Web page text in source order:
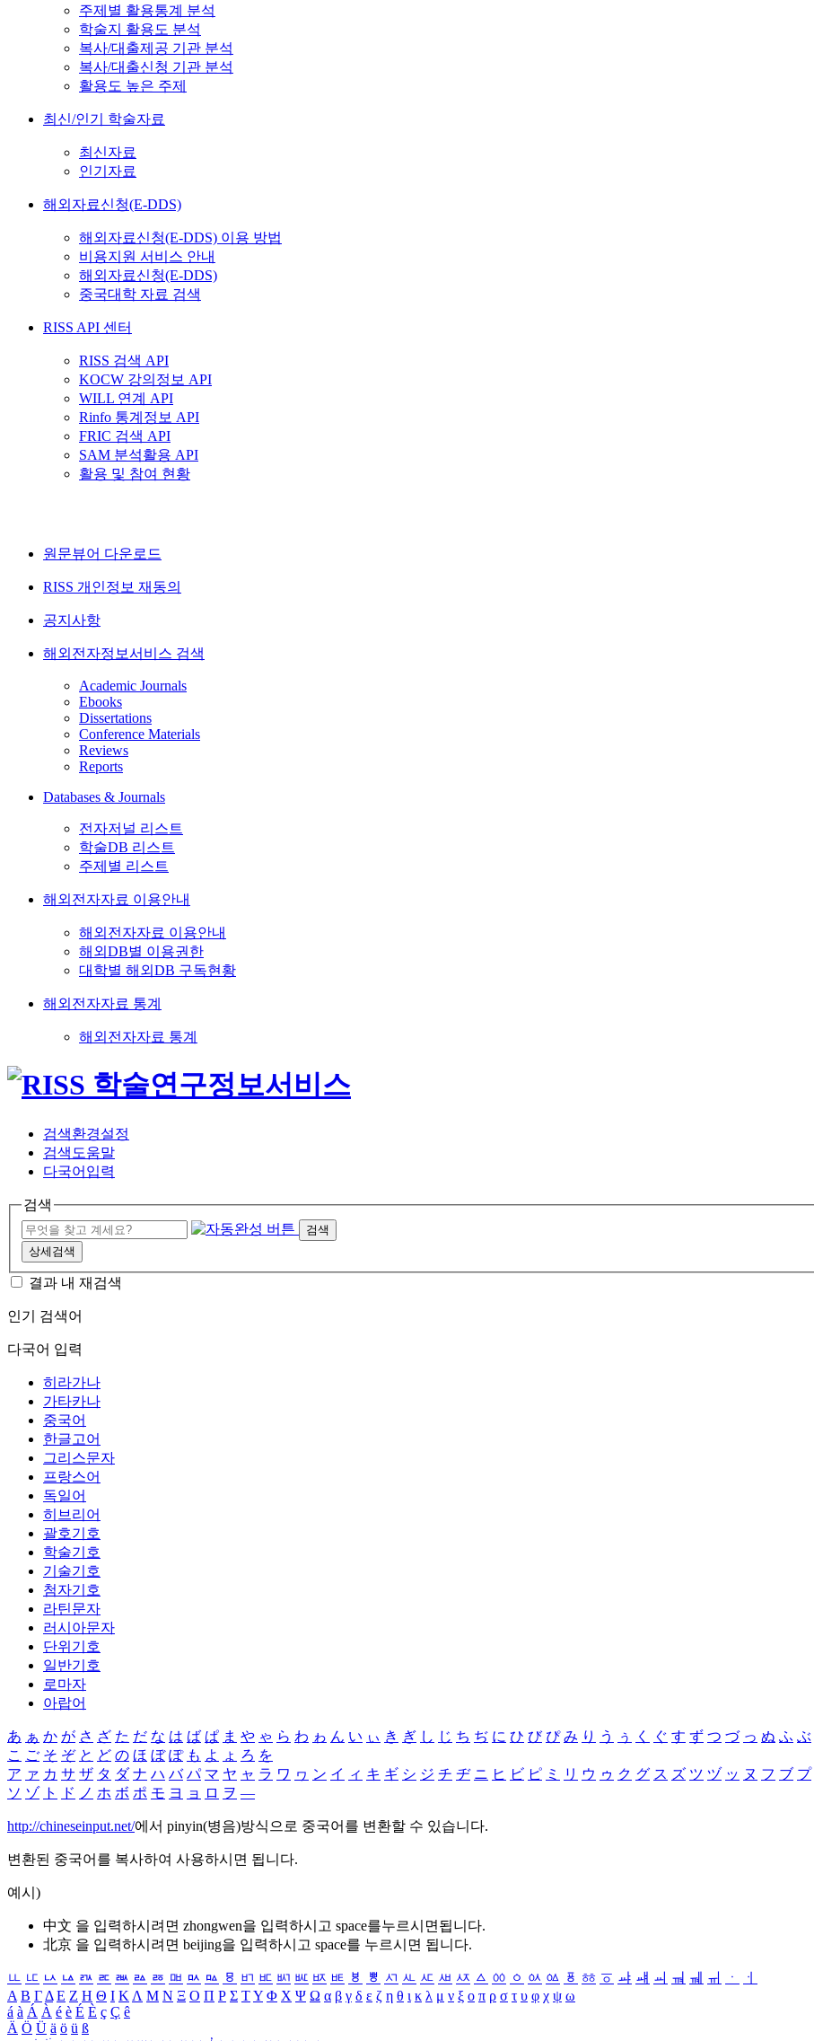
주제별 활용통계 분석
학술지 활용도 분석
복사/대출제공 기관 분석
복사/대출신청 기관 분석
활용도 높은 주제
최신/인기 학술자료
최신자료
인기자료
해외자료신청(E-DDS)
해외자료신청(E-DDS) 이용 방법
비용지원 서비스 안내
해외자료신청(E-DDS)
중국대학 자료 검색
RISS API 센터
RISS 검색 API
KOCW 강의정보 API
WILL 연계 API
Rinfo 통계정보 API
FRIC 검색 API
SAM 분석활용 API
활용 및 참여 현황
원문뷰어 다운로드
RISS 개인정보 재동의
공지사항
해외전자정보서비스 검색
Academic Journals
Ebooks
Dissertations
Conference Materials
Reviews
Reports
Databases & Journals
전자저널 리스트
학술DB 리스트
주제별 리스트
해외전자자료 이용안내
해외전자자료 이용안내
해외DB별 이용권한
대학별 해외DB 구독현황
해외전자자료 통계
해외전자자료 통계
검색환경설정
검색도움말
다국어입력
검색
검색
상세검색
결과 내 재검색
인기 검색어
다국어 입력
히라가나
가타카나
중국어
한글고어
그리스문자
프랑스어
독일어
히브리어
괄호기호
학술기호
기술기호
첨자기호
라틴문자
러시아문자
단위기호
일반기호
로마자
아랍어
あ ぁ か が さ ざ た だ な は ば ぱ ま や ゃ ら わ ゎ ん い ぃ き ぎ し じ ち ぢ に ひ び ぴ み り う ぅ く ぐ す ず つ づ っ ぬ ふ ぶ
こ ご そ ぞ と ど の ほ ぼ ぽ も よ ょ ろ を
ア ァ カ サ ザ タ ダ ナ ハ バ パ マ ヤ ャ ラ ワ ヮ ン イ ィ キ ギ シ ジ チ ヂ ニ ヒ ビ ピ ミ リ ウ ゥ ク グ ス ズ ツ ヅ ッ ヌ フ ブ プ
ソ ゾ ト ド ノ ホ ボ ポ モ ヨ ョ ロ ヲ ―
http://chineseinput.net/에서 pinyin(병음)방식으로 중국어를 변환할 수 있습니다.
변환된 중국어를 복사하여 사용하시면 됩니다.
예시)
中文 을 입력하시려면 zhongwen을 입력하시고 space를누르시면됩니다.
北京 을 입력하시려면 beijing을 입력하시고 space를 누르시면 됩니다.
ㅥ ㅦ ㅧ ㅨ ㅩ ㅪ ㅫ ㅬ ㅭ ㅮ ㅯ ㅰ ㅱ ㅲ ㅳ ㅴ ㅵ ㅶ ㅷ ㅸ ㅹ ㅺ ㅻ ㅼ ㅽ ㅾ ㅿ ㆀ ㆁ ㆂ ㆃ ㆄ ㆅ ㆆ ㆇ ㆈ ㆉ ㆊ ㆋ ㆌ ㆍ
ㆎ
Α Β ΓΔ Ε Ζ Η Θ Ι ΚΛ Μ Ν Ξ Ο Π Ρ Σ ΤΥ Φ Χ Ψ Ω α β γ δ ε ζ η θ ι κ λ μ ν ξ ο π ρ σ τ υ φ χ ψ ω
á à Á À é è É È ç Ç ê
Ä Ö Ü ä ö ü ß